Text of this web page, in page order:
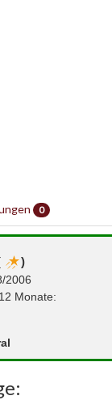
0
)
2006
Monate: